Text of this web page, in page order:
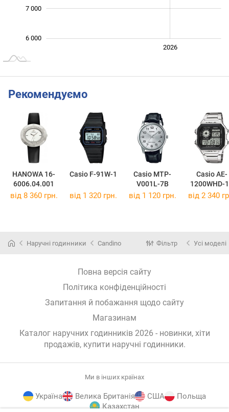
6 000
7 000
2026
Рекомендуємо
HANOWA 16-
6006.04.001
Casio F-91W-1
Casio MTP-
V001L-7B
Casio AE-
1200WHD-
від 8 360 грн. від 1 320 грн. від 1 120 грн. від 2 340
Наручні годинники Candino Фільтр Усі моделі
Повна версія сайту
Політика конфіденційності
Запитання й побажання щодо сайту
Магазинам
Каталог наручних годинників 2026 - новинки, хіти
продажів, купити наручні годинники.
Ми в інших країнах
Україна Велика Британія США
Польща
Казахстан